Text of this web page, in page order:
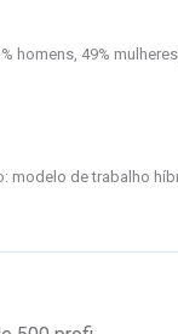
homens, 49%
modelo de trabalho